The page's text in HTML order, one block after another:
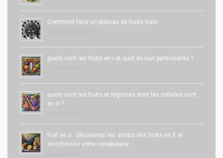
Comment faire un plateau de fruits frais
quels sont les fruits en I et quid de leur particularité ?
quels sont les fruits et légumes dont les initiales sont
en V ?
fruit en e : découvrez les atouts des fruits en E et
enrichissez votre vocabulaire